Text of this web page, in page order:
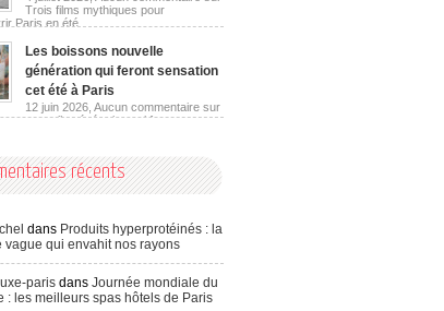
Trois films mythiques pour
Paris en été
Les boissons nouvelle
génération qui feront sensation
cet été à Paris
12 juin 2026, Aucun commentaire sur
nouvelle génération qui feront
récents
dans Produits hyperprotéinés : la
vague qui envahit nos rayons
paris dans Journée mondiale du
: les meilleurs spas hôtels de Paris